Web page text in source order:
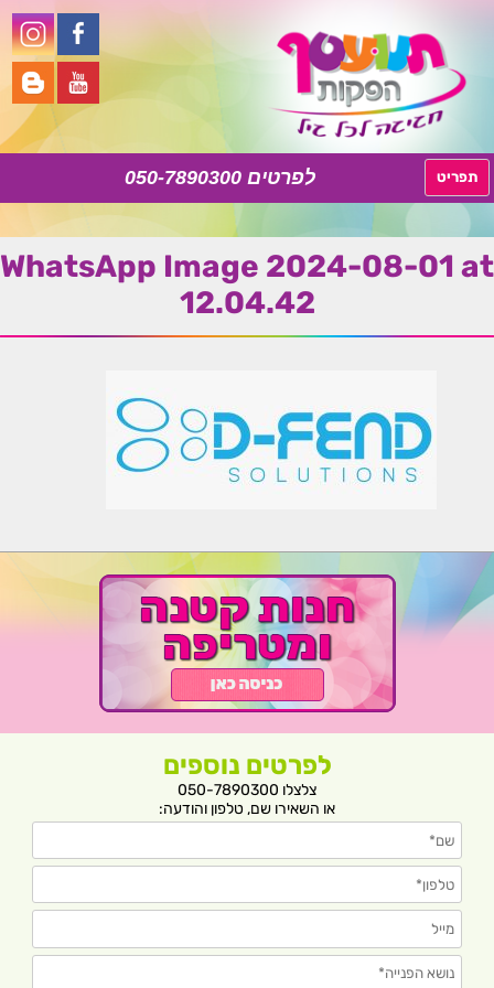
050-7890300 תפריט
לתוכן
WhatsApp Image 2024-08-01 at
12.04.42
לפרטים נוספים
צלצלו 050-7890300
או השאירו שם, טלפון והודעה: